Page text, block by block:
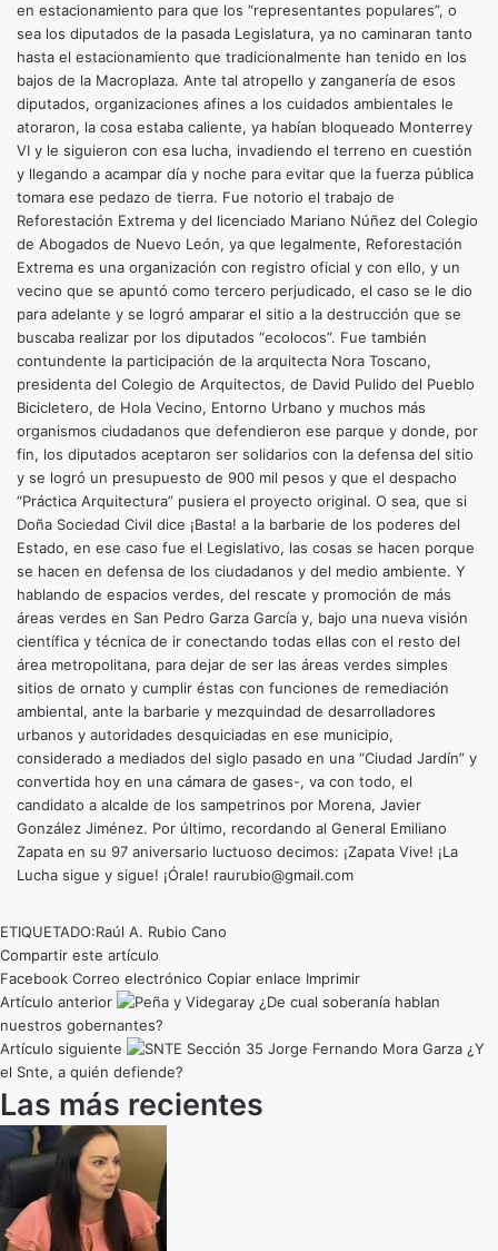
en estacionamiento para que los “representantes populares”, o
sea los diputados de la pasada Legislatura, ya no caminaran tanto
hasta el estacionamiento que tradicionalmente han tenido en los
bajos de la Macroplaza. Ante tal atropello y zanganería de esos
diputados, organizaciones afines a los cuidados ambientales le
atoraron, la cosa estaba caliente, ya habían bloqueado Monterrey
VI y le siguieron con esa lucha, invadiendo el terreno en cuestión
y llegando a acampar día y noche para evitar que la fuerza pública
tomara ese pedazo de tierra. Fue notorio el trabajo de
Reforestación Extrema y del licenciado Mariano Núñez del Colegio
de Abogados de Nuevo León, ya que legalmente, Reforestación
Extrema es una organización con registro oficial y con ello, y un
vecino que se apuntó como tercero perjudicado, el caso se le dio
para adelante y se logró amparar el sitio a la destrucción que se
buscaba realizar por los diputados “ecolocos”. Fue también
contundente la participación de la arquitecta Nora Toscano,
presidenta del Colegio de Arquitectos, de David Pulido del Pueblo
Bicicletero, de Hola Vecino, Entorno Urbano y muchos más
organismos ciudadanos que defendieron ese parque y donde, por
fin, los diputados aceptaron ser solidarios con la defensa del sitio
y se logró un presupuesto de 900 mil pesos y que el despacho
“Práctica Arquitectura” pusiera el proyecto original. O sea, que si
Doña Sociedad Civil dice ¡Basta! a la barbarie de los poderes del
Estado, en ese caso fue el Legislativo, las cosas se hacen porque
se hacen en defensa de los ciudadanos y del medio ambiente. Y
hablando de espacios verdes, del rescate y promoción de más
áreas verdes en San Pedro Garza García y, bajo una nueva visión
científica y técnica de ir conectando todas ellas con el resto del
área metropolitana, para dejar de ser las áreas verdes simples
sitios de ornato y cumplir éstas con funciones de remediación
ambiental, ante la barbarie y mezquindad de desarrolladores
urbanos y autoridades desquiciadas en ese municipio,
considerado a mediados del siglo pasado en una “Ciudad Jardín” y
convertida hoy en una cámara de gases-, va con todo, el
candidato a alcalde de los sampetrinos por Morena, Javier
González Jiménez. Por último, recordando al General Emiliano
Zapata en su 97 aniversario luctuoso decimos: ¡Zapata Vive! ¡La
Lucha sigue y sigue! ¡Órale! raurubio@gmail.com
ETIQUETADO:Raúl A. Rubio Cano
Compartir este artículo
Facebook Correo electrónico Copiar enlace Imprimir
Artículo anterior
¿De cual soberanía hablan
nuestros gobernantes?
Artículo siguiente
¿Y
el Snte, a quién defiende?
Las más recientes